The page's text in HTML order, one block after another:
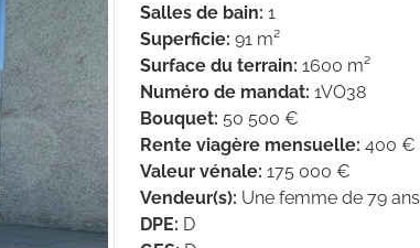
Salles de bain: 1
Superficie: 91 m²
Surface du terrain: 1600 m²
Numéro de mandat: 1VO38
Bouquet: 50 500 €
Rente viagère mensuelle: 400 €
Valeur vénale: 175 000 €
Vendeur(s): Une femme de 79 ans
DPE: D